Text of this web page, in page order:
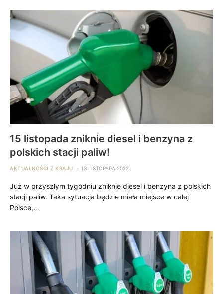
15 listopada zniknie diesel i benzyna z
polskich stacji paliw!
AKTUALNOŚCI Z KRAJU 13 LISTOPADA 2022
Już w przyszłym tygodniu zniknie diesel i benzyna z polskich
stacji paliw. Taka sytuacja będzie miała miejsce w całej
Polsce,…